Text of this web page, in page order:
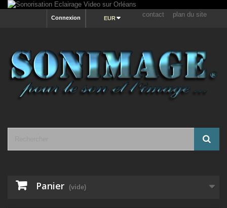
contact plan du site
EUR
Connexion
Panier (vide)